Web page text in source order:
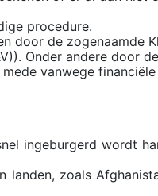
procedure.
door de zogenaamde
Onder andere door de
vanwege financiële
ingeburgerd wordt
zoals